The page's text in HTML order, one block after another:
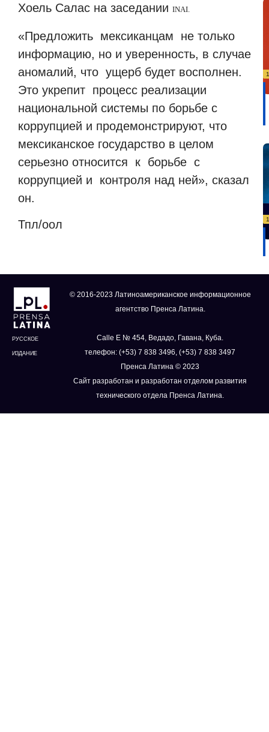
Хоель Салас на заседании INAI
«Предложить мексиканцам не только
информацию, но и уверенность, в случае
аномалий, что ущерб будет восполнен.
Это укрепит процесс реализации
национальной системы по борьбе с
коррупцией и продемонстрируют, что
мексиканское государство в целом
серьезно относится к борьбе с
коррупцией и контроля над ней», сказал
он.
Тпл/оол
РУССКОЕ
ИЗДАНИЕ
© 2016-2023 Латиноамериканское информационное
агентство Пренса Латина.
Calle E № 454, Ведадо, Гавана, Куба.
телефон: (+53) 7 838 3496, (+53) 7 838 3497
Пренса Латина © 2023
Сайт разработан и разработан отделом развития
технического отдела Пренса Латина.